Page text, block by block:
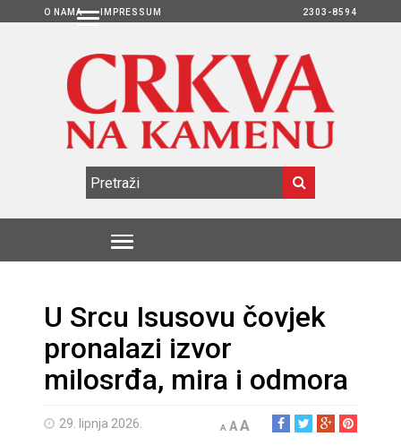
O NAMA IMPRESSUM 2303-8594
U Srcu Isusovu čovjek
pronalazi izvor
milosrđa, mira i odmora
29. lipnja 2026. A AA